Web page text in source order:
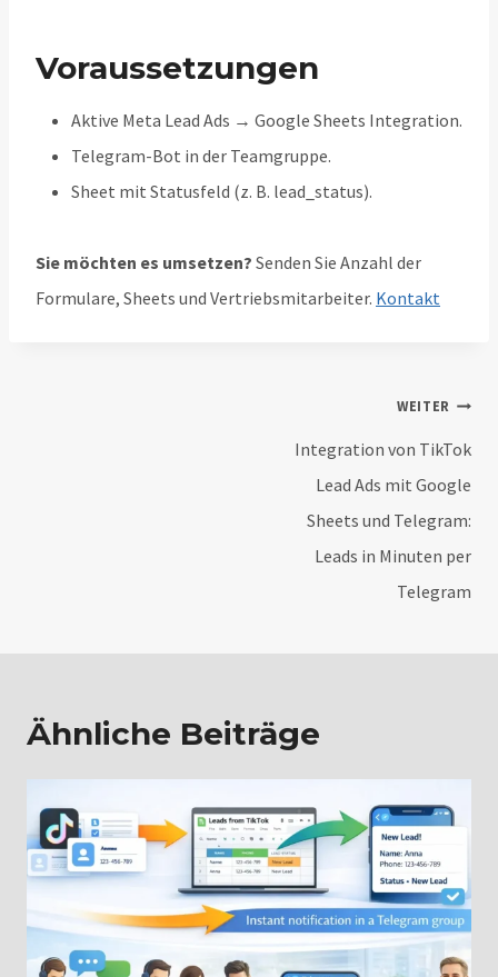
Voraussetzungen
Aktive Meta Lead Ads → Google Sheets Integration.
Telegram-Bot in der Teamgruppe.
Sheet mit Statusfeld (z. B. lead_status).
Sie möchten es umsetzen? Senden Sie Anzahl der
Formulare, Sheets und Vertriebsmitarbeiter. Kontakt
WEITER
Integration von TikTok
Lead Ads mit Google
Sheets und Telegram:
Leads in Minuten per
Telegram
Ähnliche Beiträge